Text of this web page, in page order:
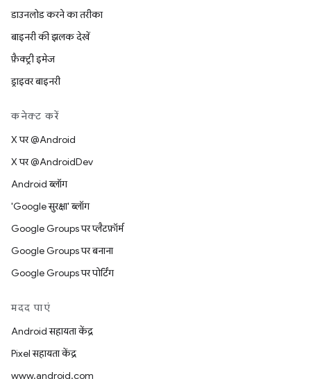
डाउनलोड करने का तरीका
बाइनरी की झलक देखें
फ़ैक्ट्री इमेज
ड्राइवर बाइनरी
कनेक्ट करें
X पर @Android
X पर @AndroidDev
Android ब्लॉग
'Google सुरक्षा' ब्लॉग
Google Groups पर प्लैटफ़ॉर्म
Google Groups पर बनाना
Google Groups पर पोर्टिंग
मदद पाएं
Android सहायता केंद्र
Pixel सहायता केंद्र
www.android.com